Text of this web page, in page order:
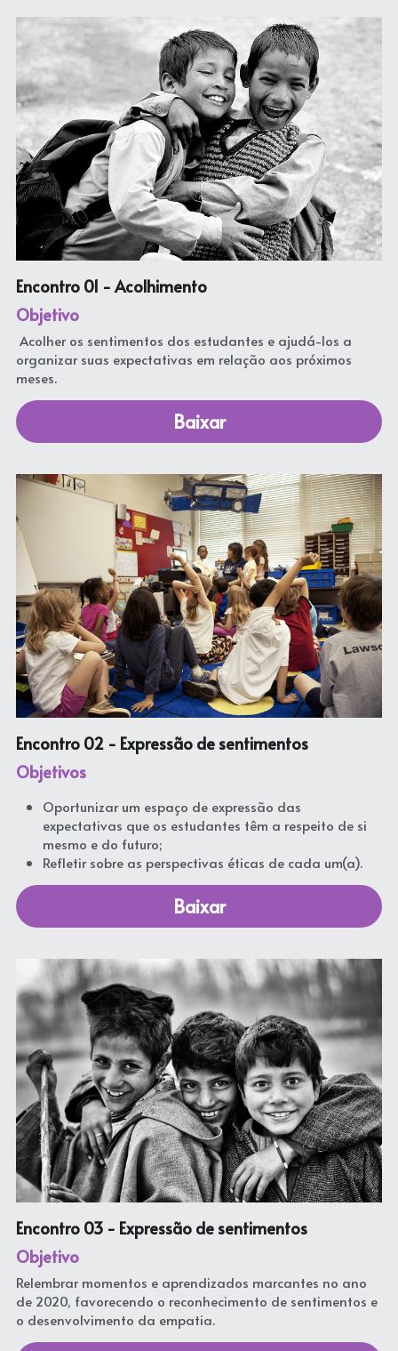
Encontro 01 - Acolhimento
Objetivo
Acolher os sentimentos dos estudantes e ajudá-los a
organizar suas expectativas em relação aos próximos
meses.
Baixar
Encontro 02 - Expressão de sentimentos
Objetivos
Oportunizar um espaço de expressão das
expectativas que os estudantes têm a respeito de si
mesmo e do futuro;
Refletir sobre as perspectivas éticas de cada um(a).
Baixar
Encontro 03 - Expressão de sentimentos
Objetivo
Relembrar momentos e aprendizados marcantes no ano
de 2020, favorecendo o reconhecimento de sentimentos e
o desenvolvimento da empatia.